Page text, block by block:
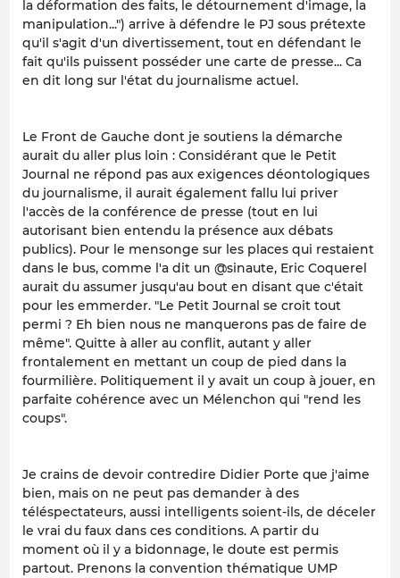
la déformation des faits, le détournement d'image, la
manipulation...") arrive à défendre le PJ sous prétexte
qu'il s'agit d'un divertissement, tout en défendant le
fait qu'ils puissent posséder une carte de presse... Ca
en dit long sur l'état du journalisme actuel.
Le Front de Gauche dont je soutiens la démarche
aurait du aller plus loin : Considérant que le Petit
Journal ne répond pas aux exigences déontologiques
du journalisme, il aurait également fallu lui priver
l'accès de la conférence de presse (tout en lui
autorisant bien entendu la présence aux débats
publics). Pour le mensonge sur les places qui restaient
dans le bus, comme l'a dit un @sinaute, Eric Coquerel
aurait du assumer jusqu'au bout en disant que c'était
pour les emmerder. "Le Petit Journal se croit tout
permi ? Eh bien nous ne manquerons pas de faire de
même". Quitte à aller au conflit, autant y aller
frontalement en mettant un coup de pied dans la
fourmilière. Politiquement il y avait un coup à jouer, en
parfaite cohérence avec un Mélenchon qui "rend les
coups".
Je crains de devoir contredire Didier Porte que j'aime
bien, mais on ne peut pas demander à des
téléspectateurs, aussi intelligents soient-ils, de déceler
le vrai du faux dans ces conditions. A partir du
moment où il y a bidonnage, le doute est permis
partout. Prenons la convention thématique UMP